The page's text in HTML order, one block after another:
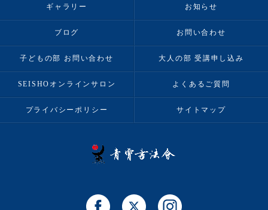
ギャラリー お知らせ
ブログ お問い合わせ
子どもの部 お問い合わせ 大人の部 受講申し込み
SEISHOオンラインサロン よくあるご質問
プライバシーポリシー サイトマップ